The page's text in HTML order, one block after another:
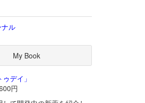
ル
My Book
ゥデイ」
円